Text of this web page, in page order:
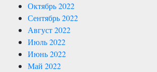
Октябрь 2022
Сентябрь 2022
Август 2022
Июль 2022
Июнь 2022
Май 2022